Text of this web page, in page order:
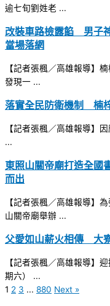
逾七旬劉姓老 ...
改裝車路檢露餡 男子
當場落網
【記者張楓／高雄報導】
發現一 ...
落實全民防衛機制 楠
【記者張楓／高雄報導】
...
東照山關帝廟打造全
而出
【記者張楓／高雄報導】
山關帝廟舉辦 ...
父愛如山薪火相傳 大
【記者張楓／高雄報導】
期六） ...
1 2 3 ... 880 Next »